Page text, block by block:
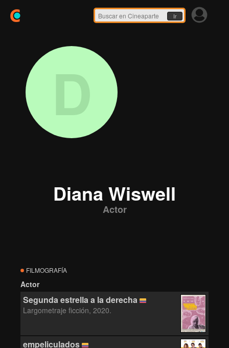
Ir
D
Diana Wiswell
Actor
FILMOGRAFÍA
Actor
Segunda estrella a la derecha
Largometraje ficción, 2020.
empeliculados